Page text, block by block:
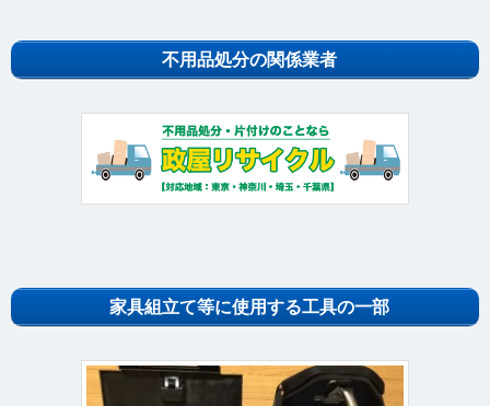
不用品処分の関係業者
家具組立て等に使用する工具の一部